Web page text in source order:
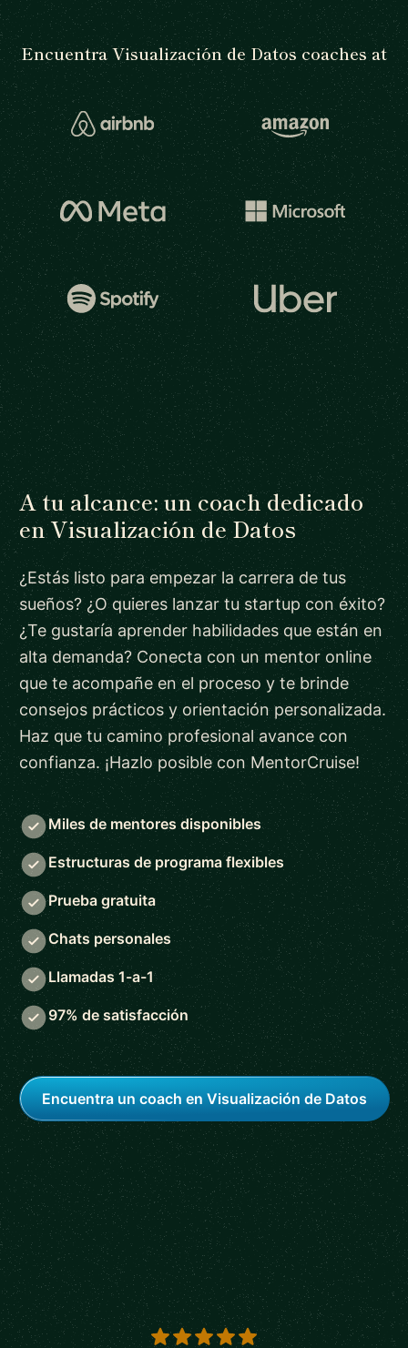
Encuentra Visualización de Datos coaches at
A tu alcance: un coach dedicado
en Visualización de Datos
¿Estás listo para empezar la carrera de tus
sueños? ¿O quieres lanzar tu startup con éxito?
¿Te gustaría aprender habilidades que están en
alta demanda? Conecta con un mentor online
que te acompañe en el proceso y te brinde
consejos prácticos y orientación personalizada.
Haz que tu camino profesional avance con
confianza. ¡Hazlo posible con MentorCruise!
Miles de mentores disponibles
Estructuras de programa flexibles
Prueba gratuita
Chats personales
Llamadas 1-a-1
97% de satisfacción
Encuentra un coach en Visualización de Datos
5 out of 5 stars